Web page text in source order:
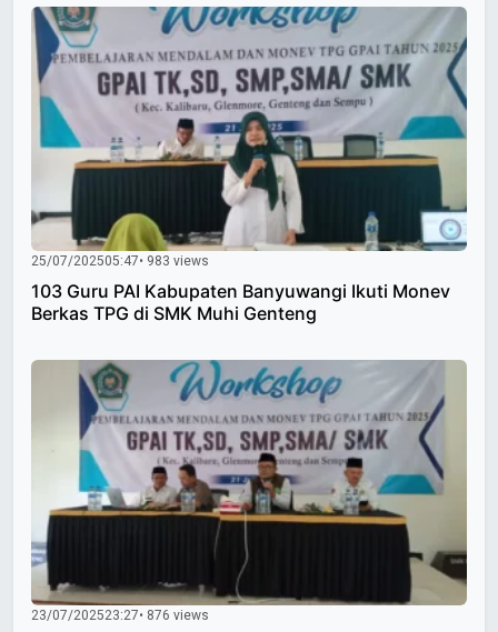
25/07/202505:47• 983 views
103 Guru PAI Kabupaten Banyuwangi Ikuti Monev
Berkas TPG di SMK Muhi Genteng
23/07/202523:27• 876 views